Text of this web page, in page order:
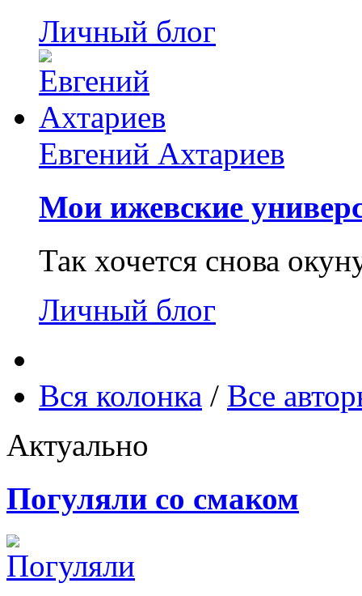
Личный блог
Евгений Ахтариев
Мои ижевские
Так хочется снова
Личный блог
Вся колонка / Все
Актуально
Погуляли со смаком